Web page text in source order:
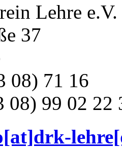
Lehre e.V.
37
08) 71 16
08) 99 02 22